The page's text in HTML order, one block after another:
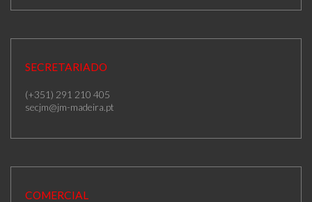
SECRETARIADO
(+351) 291 210 405
secjm@jm-madeira.pt
COMERCIAL